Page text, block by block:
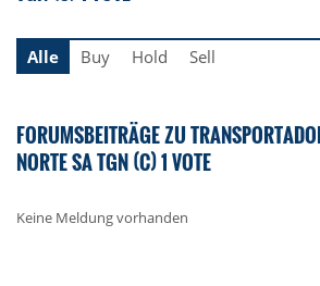
Alle
Buy Hold Sell
FORUMSBEITRÄGE ZU
NORTE SA TGN (C) 1 VOTE
Keine Meldung vorhanden